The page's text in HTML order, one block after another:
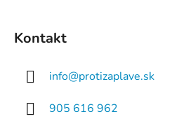
Kontakt
info@protizaplave.sk
905 616 962